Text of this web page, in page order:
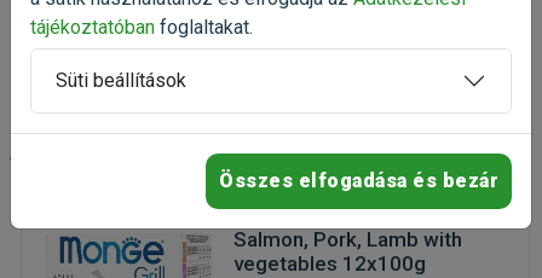
869 Ft
Kosárba
Monge Dog Grill Multibox
Salmon, Pork, Lamb with
vegetables 12x100g
tájékoztatóban foglaltakat.
Süti beállítások
Összes elfogadása és bezár